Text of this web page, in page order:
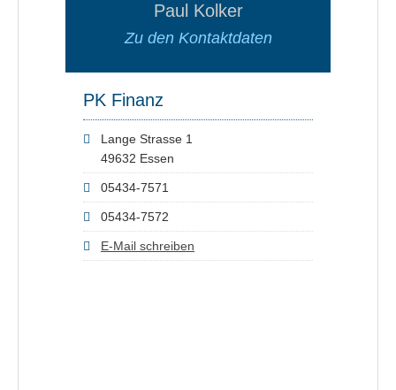
Paul Kolker
Zu den Kontaktdaten
PK Finanz
Lange Strasse 1
49632 Essen
05434-7571
05434-7572
E-Mail schreiben